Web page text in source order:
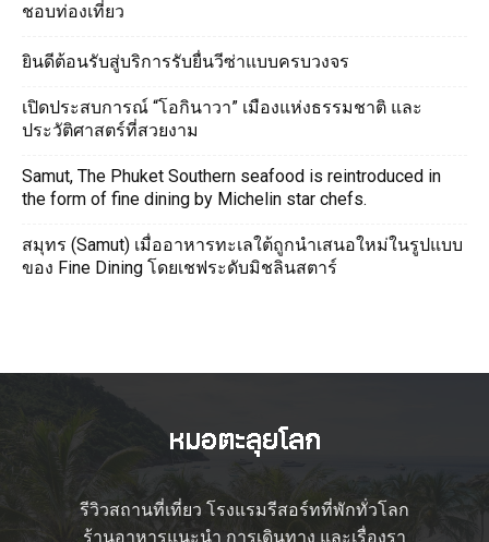
ชอบท่องเที่ยว
ยินดีต้อนรับสู่บริการรับยื่นวีซ่าแบบครบวงจร
เปิดประสบการณ์ “โอกินาวา” เมืองแห่งธรรมชาติ และ
ประวัติศาสตร์ที่สวยงาม
Samut, The Phuket Southern seafood is reintroduced in
the form of fine dining by Michelin star chefs.
สมุทร (Samut) เมื่ออาหารทะเลใต้ถูกนำเสนอใหม่ในรูปแบบ
ของ Fine Dining โดยเชฟระดับมิชลินสตาร์
รีวิวสถานที่เที่ยว โรงแรมรีสอร์ทที่พักทั่วโลก
ร้านอาหารแนะนำ การเดินทาง และเรื่องรา